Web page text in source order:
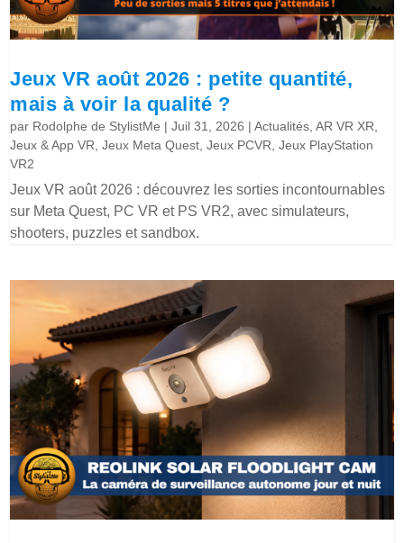
Jeux VR août 2026 : petite quantité,
mais à voir la qualité ?
par Rodolphe de StylistMe |Juil 31, 2026 |Actualités ,AR VR XR
Jeux & App VR ,Jeux Meta Quest ,Jeux PCVR ,Jeux PlayStation
VR2
Jeux VR août 2026 : découvrez les sorties incontournables
sur Meta Quest, PC VR et PS VR2, avec simulateurs,
shooters, puzzles et sandbox.